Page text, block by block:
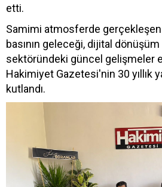
etti.
Samimi atmosferde gerçekleşen
basının geleceği, dijital
sektöründeki güncel gelişmeler
Hakimiyet Gazetesi'nin 30 yıllık
kutlandı.